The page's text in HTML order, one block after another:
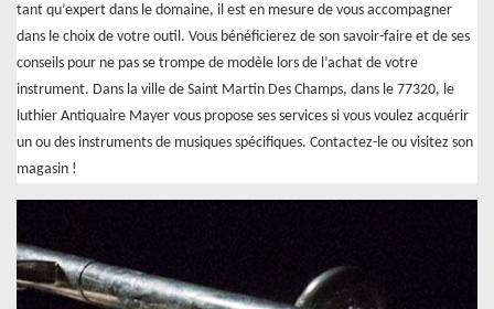
tant qu’expert dans le domaine, il est en mesure de vous accompagner
dans le choix de votre outil. Vous bénéficierez de son savoir-faire et de ses
conseils pour ne pas se trompe de modèle lors de l’achat de votre
instrument. Dans la ville de Saint Martin Des Champs, dans le 77320, le
luthier Antiquaire Mayer vous propose ses services si vous voulez acquérir
un ou des instruments de musiques spécifiques. Contactez-le ou visitez son
magasin !